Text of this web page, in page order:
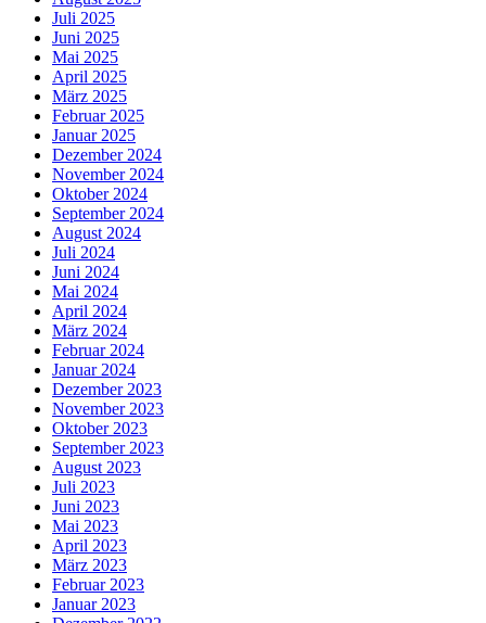
Juli 2025
Juni 2025
Mai 2025
April 2025
März 2025
Februar 2025
Januar 2025
Dezember 2024
November 2024
Oktober 2024
September 2024
August 2024
Juli 2024
Juni 2024
Mai 2024
April 2024
März 2024
Februar 2024
Januar 2024
Dezember 2023
November 2023
Oktober 2023
September 2023
August 2023
Juli 2023
Juni 2023
Mai 2023
April 2023
März 2023
Februar 2023
Januar 2023